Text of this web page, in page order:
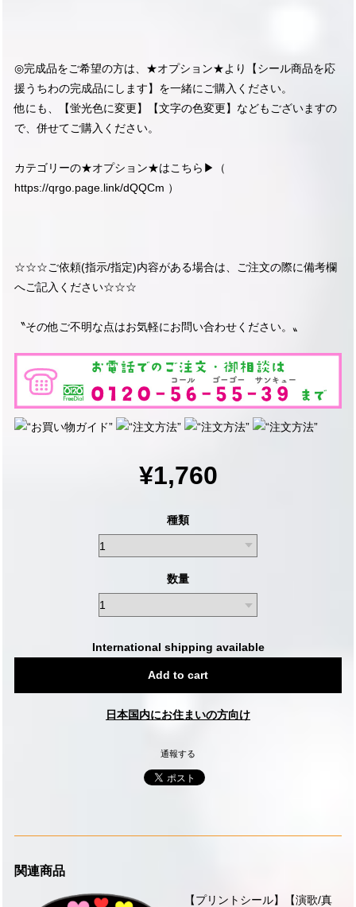
◎完成品をご希望の方は、★オプション★より【シール商品を応
援うちわの完成品にします】を一緒にご購入ください。
他にも、【蛍光色に変更】【文字の色変更】などもございますの
で、併せてご購入ください。
カテゴリーの★オプション★はこちら▶︎（
https://qrgo.page.link/dQQCm ）
☆☆☆ご依頼(指示/指定)内容がある場合は、ご注文の際に備考欄
へご記入ください☆☆☆
〝その他ご不明な点はお気軽にお問い合わせください。〟
¥1,760
種類
数量
International shipping available
Add to cart
日本国内にお住まいの方向け
通報する
関連商品
【プリントシール】【演歌/真